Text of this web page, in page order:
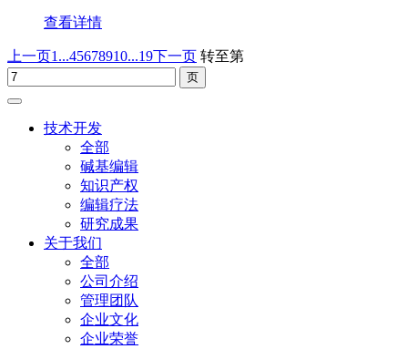
查看详情
上一页1...45678910...19下一页 转至第
技术开发
全部
碱基编辑
知识产权
编辑疗法
研究成果
关于我们
全部
公司介绍
管理团队
企业文化
企业荣誉